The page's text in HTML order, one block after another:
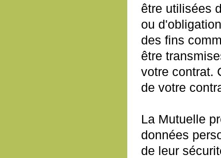
être utilisées
ou
des fins
être
votre contrat.
de votre
La Mutuelle
données
de leur